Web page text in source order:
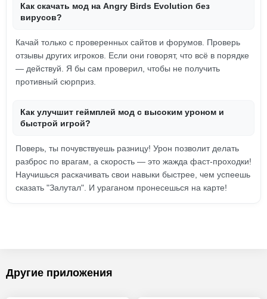
Как скачать мод на Angry Birds Evolution без
вирусов?
Качай только с проверенных сайтов и форумов. Проверь
отзывы других игроков. Если они говорят, что всё в порядке
— действуй. Я бы сам проверил, чтобы не получить
противный сюрприз.
Как улучшит геймплей мод с высоким уроном и
быстрой игрой?
Поверь, ты почувствуешь разницу! Урон позволит делать
разброс по врагам, а скорость — это жажда фаст-проходки!
Научишься раскачивать свои навыки быстрее, чем успеешь
сказать "Залутал". И ураганом пронесешься на карте!
Другие приложения